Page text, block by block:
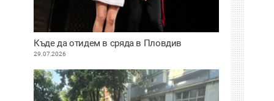
Къде да отидем в сряда в Пловдив
29.07.2026